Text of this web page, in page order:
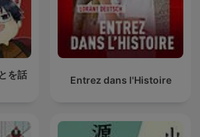
を話
Entrez dans l'Histoire